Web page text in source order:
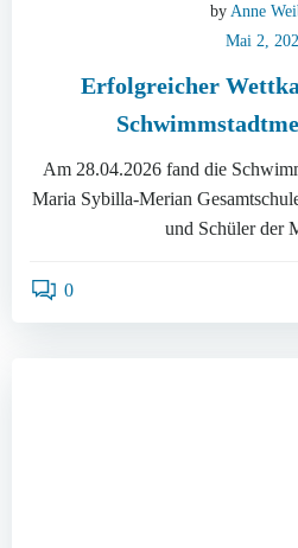
by Anne
Mai 2,
Erfolgreicher
Am 28.04.2026 fand die
Maria Sybilla-Merian
und Schüler
0